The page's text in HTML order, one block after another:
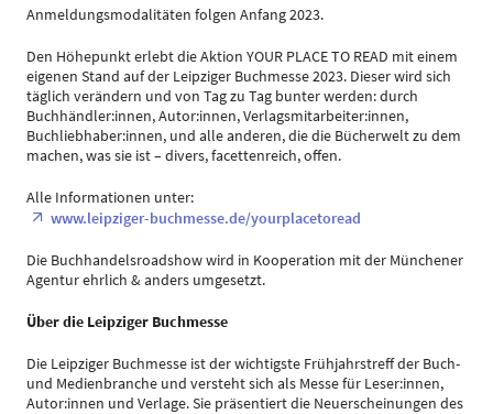
Anmeldungsmodalitäten folgen Anfang 2023.
Den Höhepunkt erlebt die Aktion YOUR PLACE TO READ mit einem
eigenen Stand auf der Leipziger Buchmesse 2023. Dieser wird sich
täglich verändern und von Tag zu Tag bunter werden: durch
Buchhändler:innen, Autor:innen, Verlagsmitarbeiter:innen,
Buchliebhaber:innen, und alle anderen, die die Bücherwelt zu dem
machen, was sie ist – divers, facettenreich, offen.
Alle Informationen unter:
www.leipziger-buchmesse.de/yourplacetoread
Die Buchhandelsroadshow wird in Kooperation mit der Münchener
Agentur ehrlich & anders umgesetzt.
Über die Leipziger Buchmesse
Die Leipziger Buchmesse ist der wichtigste Frühjahrstreff der Buch-
und Medienbranche und versteht sich als Messe für Leser:innen,
Autor:innen und Verlage. Sie präsentiert die Neuerscheinungen des